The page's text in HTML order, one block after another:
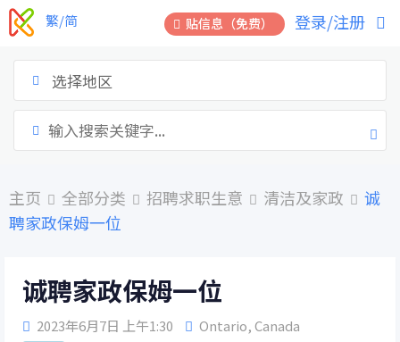
跳
到
贴信息（免费） 登录/注册
繁/简
选择地区
主页 全部分类 招聘求职生意 清洁及家政
诚
聘家政保姆一位
诚聘家政保姆一位
2023年6月7日 上午1:30 Ontario,Canada